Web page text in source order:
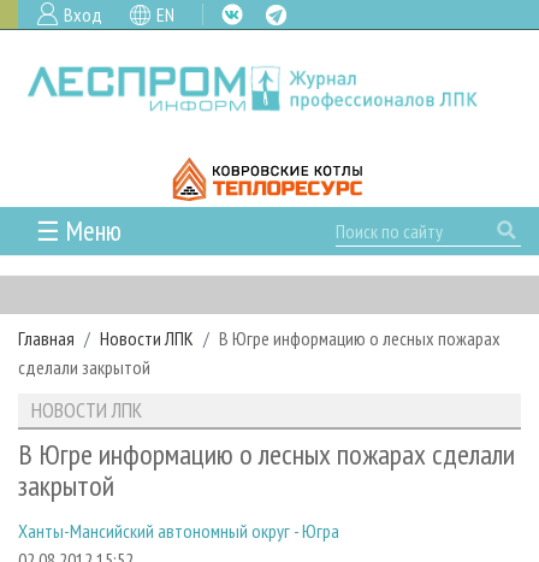
Вход EN
☰ Меню
ГЛАВНАЯ
РУБРИКИ И ТЕМЫ
РУБРИКИ ЖУРНАЛА
ЛЕСОЗАГОТОВКА
ЛЕСОПИЛЕНИЕ
СУШКА ДРЕВЕСИНЫ
НОВОСТИ
НОВОСТИ ЛПК
НОВОСТИ ЖУРНАЛА
ПРОЕКТЫ ЛПИ
АНАЛИТИКА
ПРЕДПРИЯТИЯ ЛПК
ПЕРСОНЫ
АРХИВ
АРХИВ ЖУРНАЛОВ
О ЖУРНАЛЕ
ПОДПИСКА
РЕКЛАМОДАТЕЛЯМ
Главная Новости ЛПК
В Югре информацию о лесных пожарах
сделали закрытой
НОВОСТИ ЛПК
В Югре информацию о лесных пожарах сделали
закрытой
Ханты-Мансийский автономный округ - Югра